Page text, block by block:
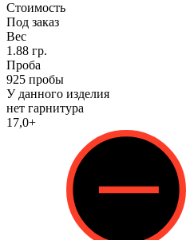
Стоимость
Под заказ
Вес
1.88 гр.
Проба
925 пробы
У данного изделия
нет гарнитура
17,0+